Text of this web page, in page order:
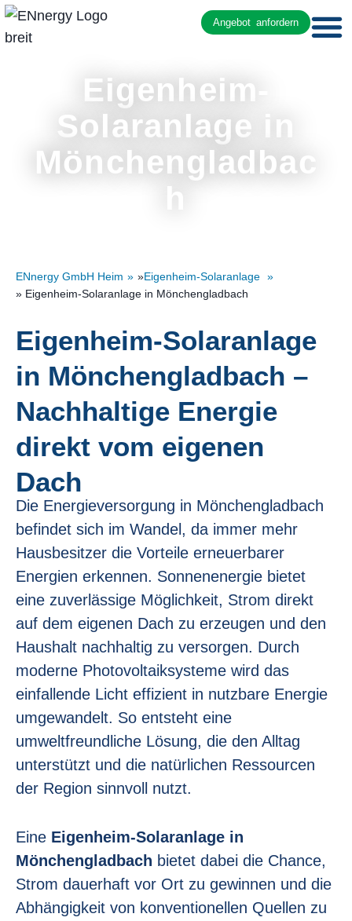
Angebot anfordern
Eigenheim-
Solaranlage in
Mönchengladbac
h
ENnergy GmbH Heim »Eigenheim-Solaranlage
» Eigenheim-Solaranlage in Mönchengladbach
Eigenheim-Solaranlage
in Mönchengladbach –
Nachhaltige Energie
direkt vom eigenen
Dach
Die Energieversorgung in Mönchengladbach
befindet sich im Wandel, da immer mehr
Hausbesitzer die Vorteile erneuerbarer
Energien erkennen. Sonnenenergie bietet
eine zuverlässige Möglichkeit, Strom direkt
auf dem eigenen Dach zu erzeugen und den
Haushalt nachhaltig zu versorgen. Durch
moderne Photovoltaiksysteme wird das
einfallende Licht effizient in nutzbare Energie
umgewandelt. So entsteht eine
umweltfreundliche Lösung, die den Alltag
unterstützt und die natürlichen Ressourcen
der Region sinnvoll nutzt.
Eine Eigenheim-Solaranlage in
Mönchengladbach bietet dabei die Chance,
Strom dauerhaft vor Ort zu gewinnen und die
Abhängigkeit von konventionellen Quellen zu